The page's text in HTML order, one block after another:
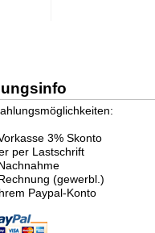
3% Skonto
per Lastschrift
(gewerbl.)
Paypal-Konto